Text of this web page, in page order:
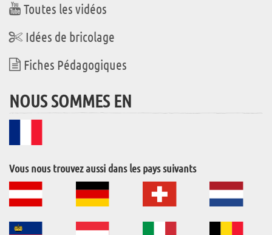
Toutes les vidéos
Idées de bricolage
Fiches Pédagogiques
NOUS SOMMES EN
Vous nous trouvez aussi dans les pays suivants